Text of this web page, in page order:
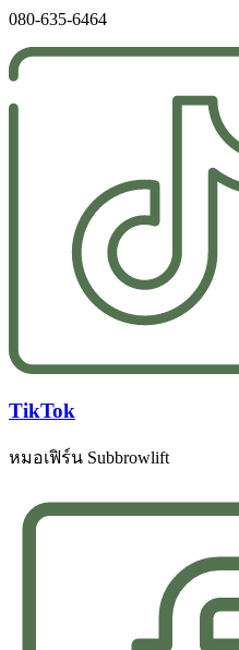
080-635-6464
TikTok
หมอเฟิร์น Subbrowlift